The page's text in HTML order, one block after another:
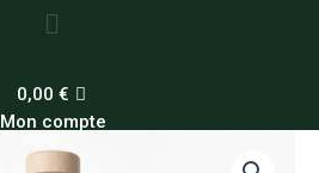
Menu
0,00€
Mon compte